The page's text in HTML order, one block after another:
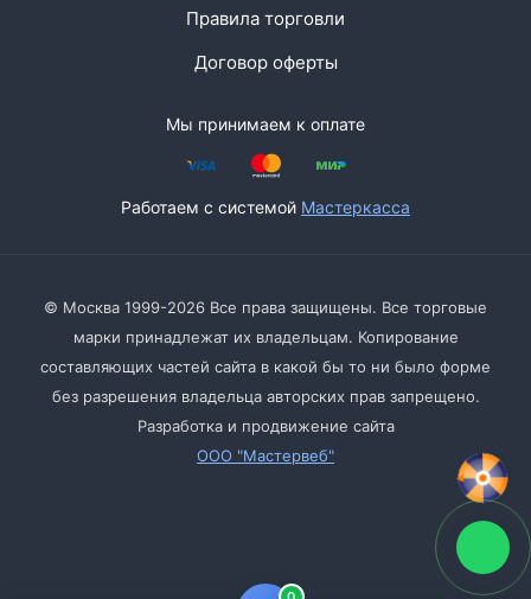
Правила торговли
Договор оферты
Мы принимаем к оплате
Работаем с системой Мастеркасса
© Москва 1999-2026 Все права защищены. Все торговые
марки принадлежат их владельцам. Копирование
составляющих частей сайта в какой бы то ни было форме
без разрешения владельца авторских прав запрещено.
Разработка и продвижение сайта
ООО "Мастервеб"